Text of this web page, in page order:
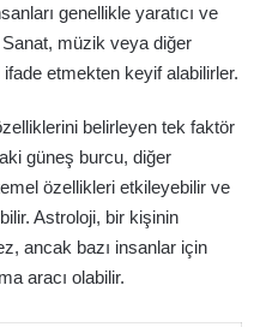
genellikle yaratıcı ve
müzik veya diğer
ifade etmekten keyif alabilirler.
belirleyen tek faktör
güneş burcu, diğer
özellikleri etkileyebilir ve
Astroloji, bir kişinin
ancak bazı insanlar için
aracı olabilir.